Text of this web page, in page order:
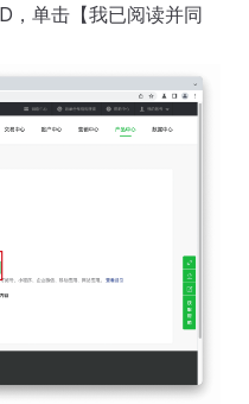
，单击【我已阅读并同